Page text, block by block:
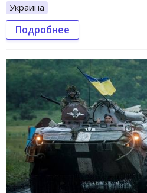
Украина
Подробнее